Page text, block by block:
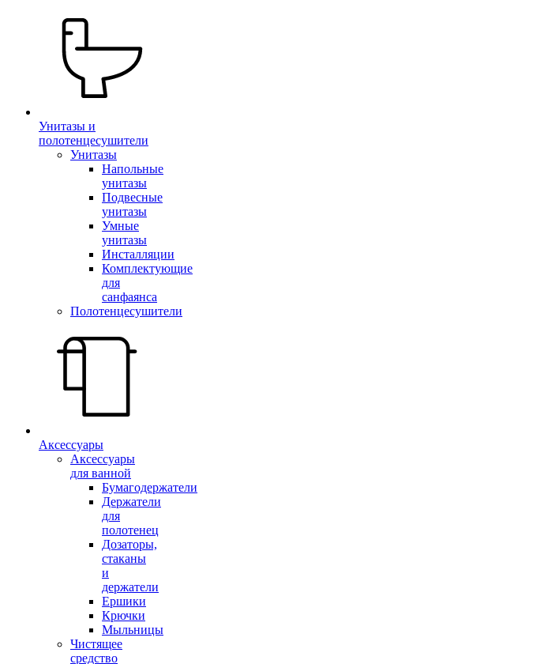
Унитазы и
полотенцесушители
Унитазы
Напольные
унитазы
Подвесные
унитазы
Умные
унитазы
Инсталляции
Комплектующие
для
санфаянса
Полотенцесушители
Аксессуары
Аксессуары
для ванной
Бумагодержатели
Держатели
для
полотенец
Дозаторы,
стаканы
и
держатели
Ершики
Крючки
Мыльницы
Чистящее
средство